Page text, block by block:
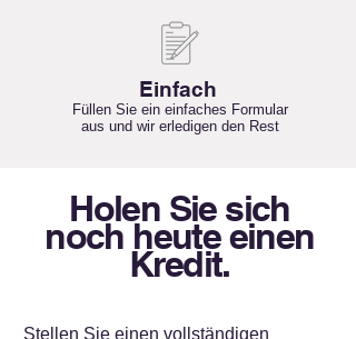
Einfach
Füllen Sie ein einfaches Formular
aus und wir erledigen den Rest
Holen Sie sich
noch heute einen
Kredit.
Stellen Sie einen vollständigen